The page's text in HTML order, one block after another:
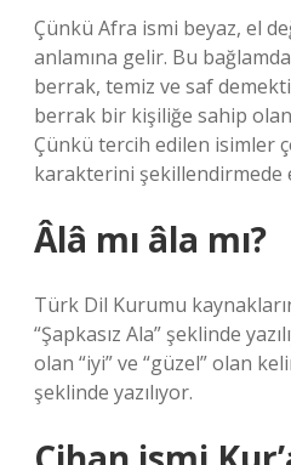
Çünkü Afra ismi beyaz, el
anlamına gelir. Bu
berrak, temiz ve saf
berrak bir kişiliğe sahip
Çünkü tercih edilen isimler
karakterini şekillendirmede
Âlâ mı âla mı?
Türk Dil Kurumu
“Şapkasız Ala” şeklinde
olan “iyi” ve “güzel” olan
şeklinde yazılıyor.